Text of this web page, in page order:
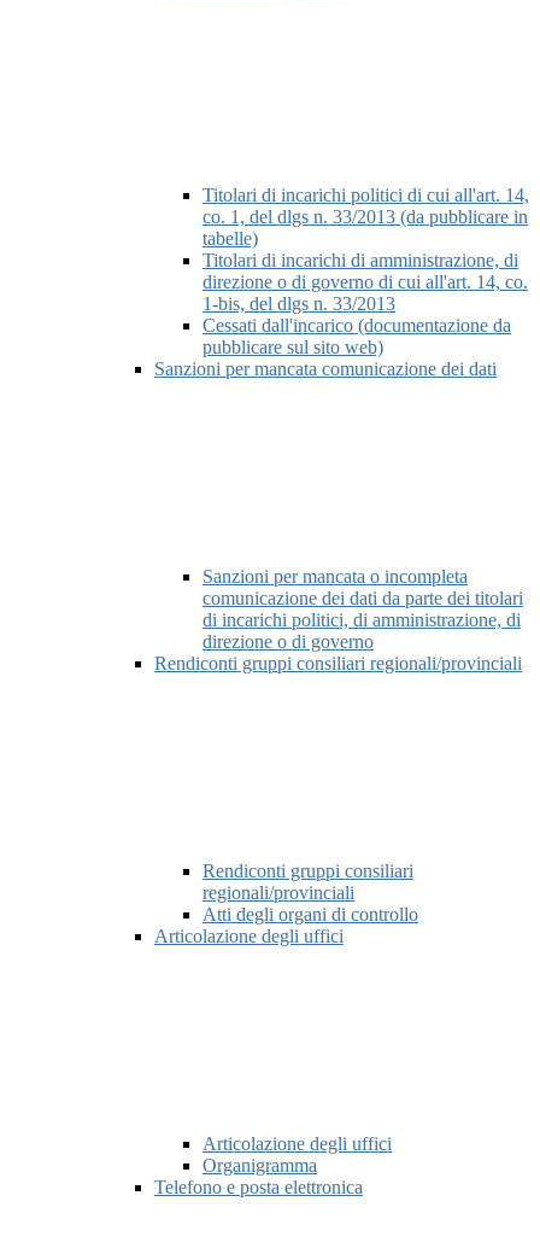
Titolari di incarichi politici di cui all'art. 14,
co. 1, del dlgs n. 33/2013 (da pubblicare in
tabelle)
Titolari di incarichi di amministrazione, di
direzione o di governo di cui all'art. 14, co.
1-bis, del dlgs n. 33/2013
Cessati dall'incarico (documentazione da
pubblicare sul sito web)
Sanzioni per mancata comunicazione dei dati
Sanzioni per mancata o incompleta
comunicazione dei dati da parte dei titolari
di incarichi politici, di amministrazione, di
direzione o di governo
Rendiconti gruppi consiliari regionali/provinciali
Rendiconti gruppi consiliari
regionali/provinciali
Atti degli organi di controllo
Articolazione degli uffici
Articolazione degli uffici
Organigramma
Telefono e posta elettronica